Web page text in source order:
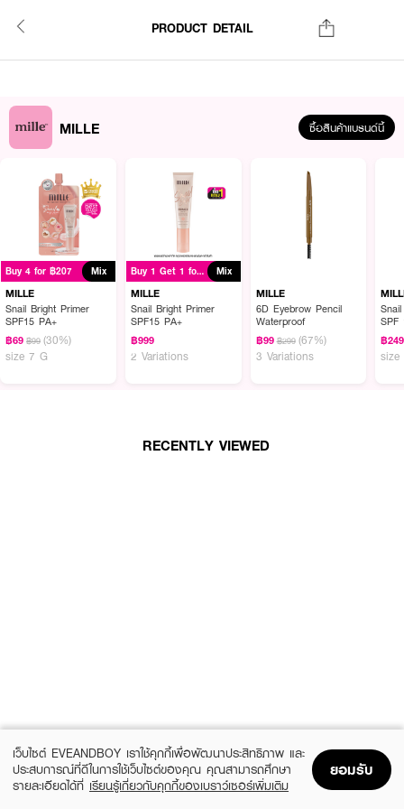
PRODUCT DETAIL
MILLE ซื้อสินค้าแบรนด์นี้
Buy 4 for ฿207 Mix
MILLE
Snail Bright Primer
SPF15 PA+
฿69 ฿99 (30%)
size 7 G
Buy 1 Get 1 for ฿999 Mix
MILLE
Snail Bright Primer
SPF15 PA+
฿999
2 Variations
MILLE
6D Eyebrow Pencil
Waterproof
฿99 ฿299 (67%)
3 Variations
SPF
฿249
size
RECENTLY VIEWED
เว็บไซต์ EVEANDBOY เราใช้คุกกี้เพื่อพัฒนาประสิทธิภาพ และ
ประสบการณ์ที่ดีในการใช้เว็บไซต์ของคุณ คุณสามารถศึกษา
รายละเอียดได้ที่ เรียนรู้เกี่ยวกับคุกกี้ของเบราว์เซอร์เพิ่มเติม
ยอมรับ